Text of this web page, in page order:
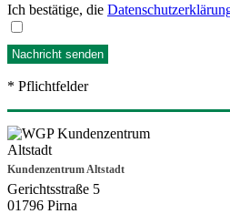
Ich bestätige, die
* Pflichtfelder
Kundenzentrum Altstadt
Gerichtsstraße 5
01796 Pirna